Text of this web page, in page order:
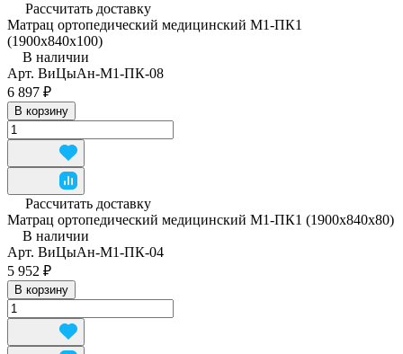
Рассчитать доставку
Матрац ортопедический медицинский М1-ПК1
(1900x840x100)
В наличии
Арт. ВиЦыАн-М1-ПК-08
6 897 ₽
В корзину
Рассчитать доставку
Матрац ортопедический медицинский М1-ПК1 (1900x840x80)
В наличии
Арт. ВиЦыАн-М1-ПК-04
5 952 ₽
В корзину